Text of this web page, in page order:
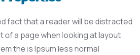
fact that a reader will be distracted
a page when looking at layout
the is Ipsum less normal